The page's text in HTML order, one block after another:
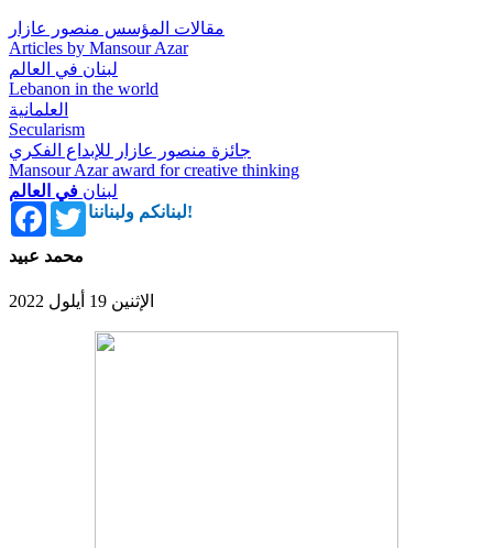
مقالات المؤسس منصور عازار
Articles by Mansour Azar
لبنان في العالم
Lebanon in the world
العلمانية
Secularism
جائزة منصور عازار للإبداع الفكري
Mansour Azar award for creative thinking
لبنان في العالم
FacebookTwitter لبنانكم ولبناننا!
محمد عبيد
الإثنين 19 أيلول 2022